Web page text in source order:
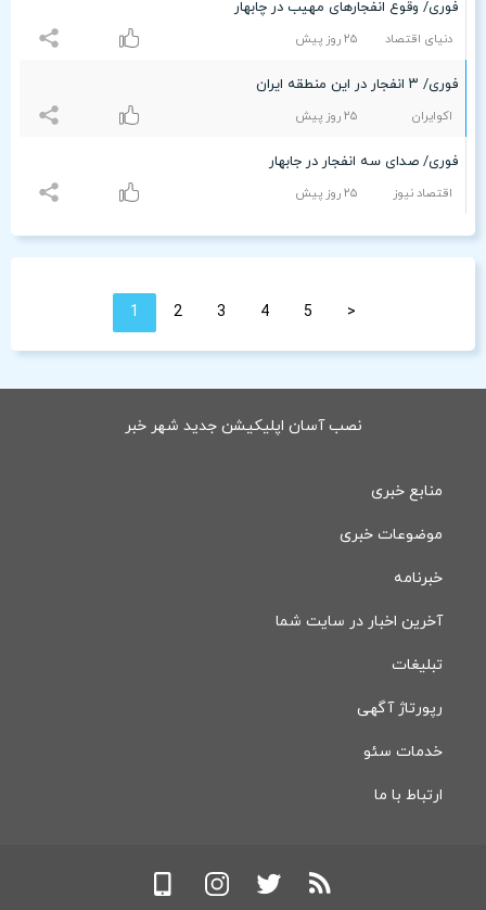
فوری/ وقوع انفجارهای مهیب در چابهار
دنیای اقتصاد ۲۵ روز پیش
فوری/ ٣ انفجار در این منطقه ایران
اکوایران ۲۵ روز پیش
فوری/ صدای سه انفجار در جابهار
اقتصاد نیوز ۲۵ روز پیش
1 2 3 4 5 <
نصب آسان اپلیکیشن جدید شهر خبر
منابع خبری
موضوعات خبری
خبرنامه
آخرین اخبار در سایت شما
تبلیغات
رپورتاژ آگهی
خدمات سئو
ارتباط با ما